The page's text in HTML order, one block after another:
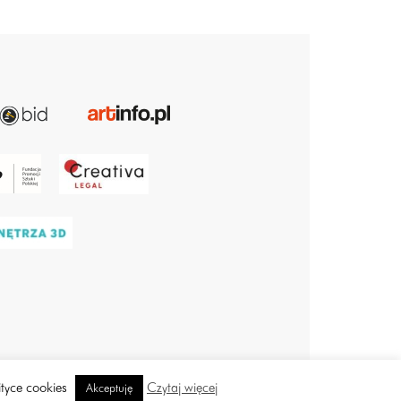
cookies Akceptuję Czytaj więcej